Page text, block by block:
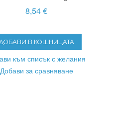
8,54 €
ДОБАВИ В КОШНИЦАТА
към списък с желания
Добави за сравняване